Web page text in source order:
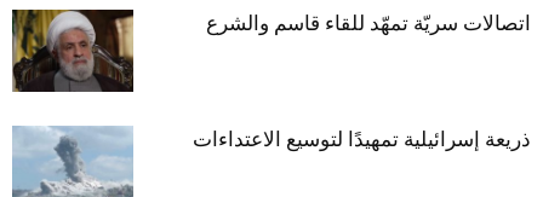
اتصالات سريّة تمهّد للقاء قاسم والشرع
ذريعة إسرائيلية تمهيدًا لتوسيع الاعتداءات